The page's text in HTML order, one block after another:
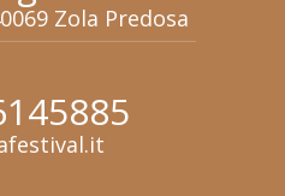
Zola Predosa